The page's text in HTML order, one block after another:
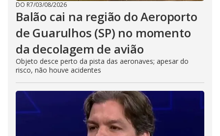
DO R7/03/08/2026
Balão cai na região do Aeroporto
de Guarulhos (SP) no momento
da decolagem de avião
Objeto desce perto da pista das aeronaves; apesar do
risco, não houve acidentes